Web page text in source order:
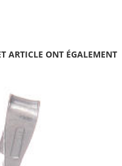
ARTICLE ONT ÉGALEMENT